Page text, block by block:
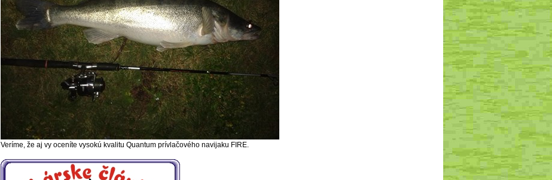
Veríme, že aj vy oceníte vysokú kvalitu Quantum prívlačového navijaku FIRE.